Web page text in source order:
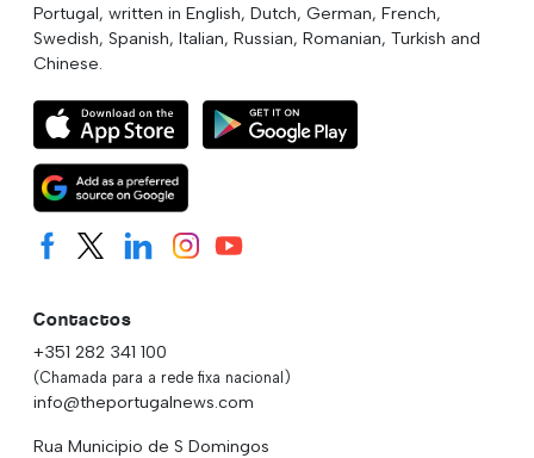
Portugal, written in English, Dutch, German, French,
Swedish, Spanish, Italian, Russian, Romanian, Turkish and
Chinese.
Contactos
+351 282 341 100
(Chamada para a rede fixa nacional)
info@theportugalnews.com
Rua Municipio de S Domingos